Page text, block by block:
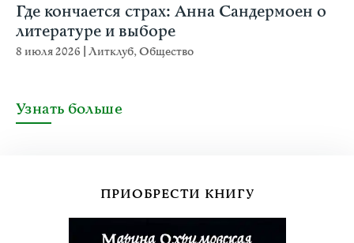
Где кончается страх: Анна Сандермоен о
литературе и выборе
8 июля 2026 Литклуб,Общество
Узнать больше
ПРИОБРЕСТИ КНИГУ